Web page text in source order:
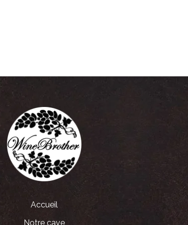
Accueil
Notre cave